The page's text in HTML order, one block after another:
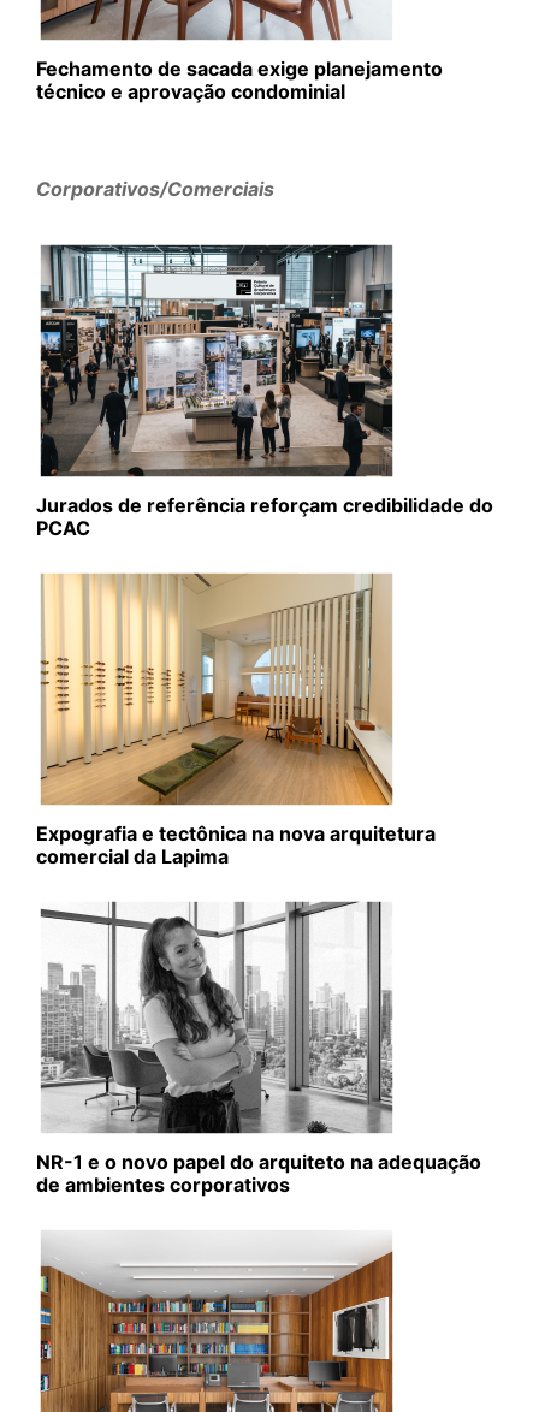
Fechamento de sacada exige planejamento
técnico e aprovação condominial
Corporativos/Comerciais
Jurados de referência reforçam credibilidade do
PCAC
Expografia e tectônica na nova arquitetura
comercial da Lapima
NR-1 e o novo papel do arquiteto na adequação
de ambientes corporativos